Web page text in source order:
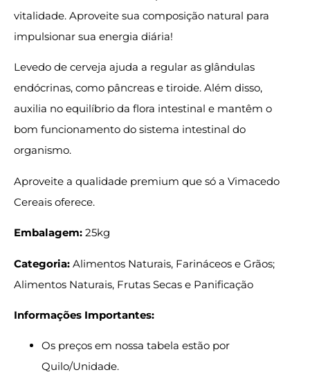
vitalidade. Aproveite sua composição natural para
impulsionar sua energia diária!
Levedo de cerveja ajuda a regular as glândulas
endócrinas, como pâncreas e tiroide. Além disso,
auxilia no equilíbrio da flora intestinal e mantêm o
bom funcionamento do sistema intestinal do
organismo.
Aproveite a qualidade premium que só a Vimacedo
Cereais oferece.
Embalagem: 25kg
Categoria: Alimentos Naturais, Farináceos e Grãos;
Alimentos Naturais, Frutas Secas e Panificação
Informações Importantes:
Os preços em nossa tabela estão por
Quilo/Unidade.